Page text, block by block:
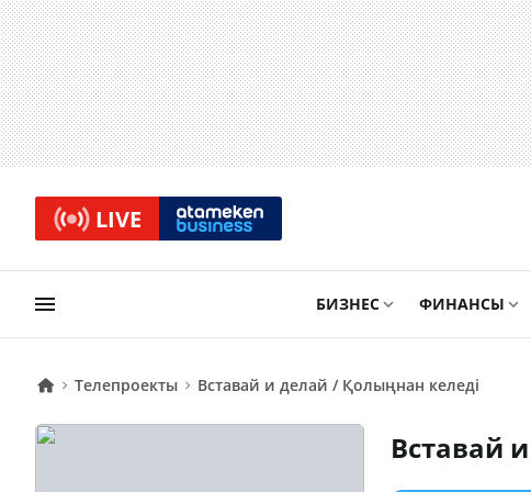
LIVE
БИЗНЕС ФИНАНСЫ
Телепроекты Вставай и делай / Қолыңнан келеді
Вставай